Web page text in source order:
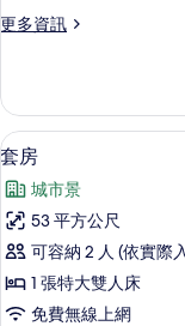
的
有
相
片
更多資訊
更
房,
陽
台
詳
情
顯
示
套
房
的
所
7
套房
城市景
53 平方公尺
可容納 2 人 (依實際
1 張特大雙人床
免費無線上網